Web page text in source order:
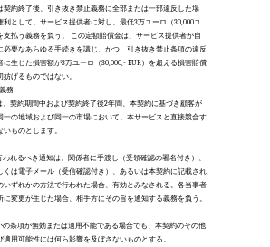
契約終了後、引き抜き禁止義務に全部または一部違反した場
利として、サービス提供者に対し、最低3万ユーロ（30,000ユ
支払う義務を負う。 この定額賠償金は、サービス提供者が自
必要なあらゆる手続きを講じ、かつ、引き抜き禁止条項の違反
生じた損害額が3万ユーロ（30,000,- EUR）を超える損害賠償
妨げるものではない。
務
、契約期間中および契約終了後2年間、本契約に基づき顧客が
一の地域および同一の市場において、本サービスと直接競合す
いものとします。
れるべき通知は、関係者に手渡し（受領確認の署名付き）、
くは電子メール（受信確認付き）、あるいは本契約に記載され
いずれかの方法で行われた場合、有効とみなされる。各当事者
に変更が生じた場合、相手方にその旨を通知する義務を負う。
の条項が無効または適用不能である場合でも、本契約のその他
用可能性には何ら影響を及ぼさないものとする。